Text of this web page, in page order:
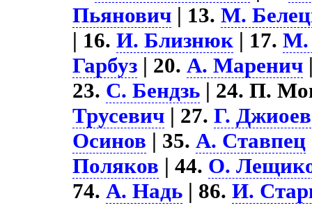
Пьянович | 13.М.
| 16.И. Близнюк | 17.М.
Гарбуз | 20.А. Маренич
23. С. Бендзь | 24. П.
Трусевич | 27.Г. Джиоев
Осинов | 35.А. Ставпец
Поляков | 44. О.
74.А. Надь | 86.И.